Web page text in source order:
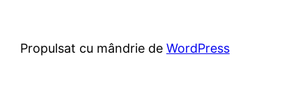
Propulsat cu mândrie de WordPress